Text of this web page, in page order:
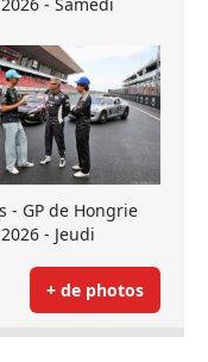
- Samedi
- GP de Hongrie
- Jeudi
+ de photos